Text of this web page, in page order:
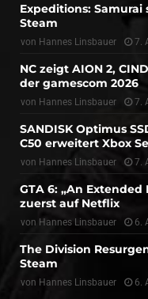
Expeditions: Samurai
Steam
von Hannes Linsbauer 7.
NC zeigt AION 2,
der gamescom 2026
von Hannes Linsbauer 7.
SANDISK Optimus
C50 erweitert Xbox
von Hannes Linsbauer 7.
GTA 6: „An
zuerst auf Netflix
von Hannes Linsbauer 6.
The Division
Steam
von Hannes Linsbauer 6.